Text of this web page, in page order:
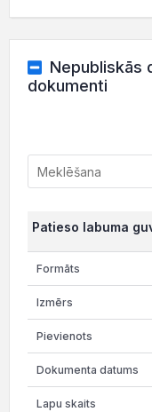
Nepubliskās
dokumenti
Patieso labuma